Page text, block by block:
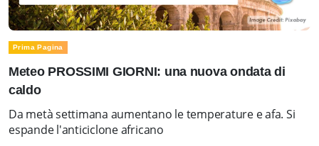
Prima Pagina
Meteo PROSSIMI GIORNI: una nuova ondata di
caldo
Da metà settimana aumentano le temperature e afa. Si
espande l'anticiclone africano